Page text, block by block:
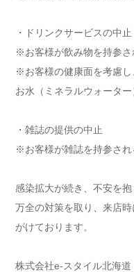
・ドリンクサービスの中止
※お客様が飲み物を持参さ
※お客様の健康面を考慮し
お水（ミネラルウォーター
・雑誌の提供の中止
※お客様が雑誌を持参され
感染拡大が続き、不安を
万全の対策を取り、来店
がけております。
株式会社e-スタイル北海道